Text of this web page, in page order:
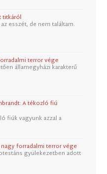
titkáról
esszét, de nem találtam.
terror vége
államegyházi karakterű
A tékozló fiú
fiúk vagyunk azzal a
nagy forradalmi terror vége
gyülekezetben adott